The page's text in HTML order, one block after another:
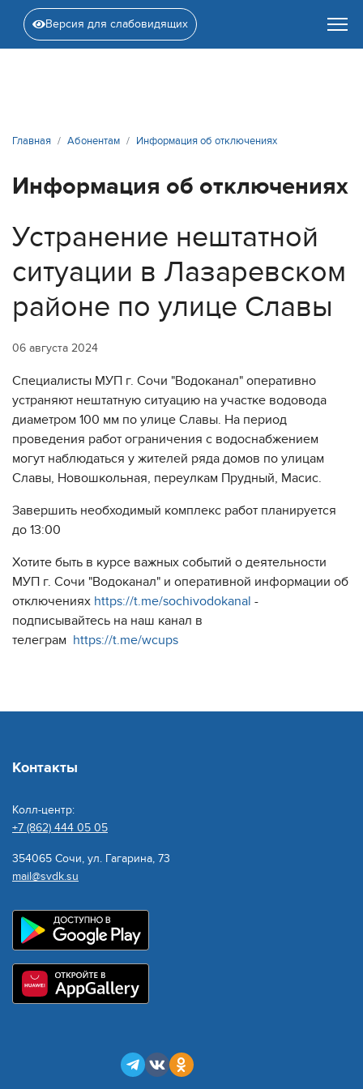
Версия для слабовидящих
Главная Абонентам Информация об отключениях
Информация об отключениях
Устранение нештатной
ситуации в Лазаревском
районе по улице Славы
06 августа 2024
Специалисты МУП г. Сочи "Водоканал" оперативно
устраняют нештатную ситуацию на участке водовода
диаметром 100 мм по улице Славы. На период
проведения работ ограничения с водоснабжением
могут наблюдаться у жителей ряда домов по улицам
Славы, Новошкольная, переулкам Прудный, Масис.
Завершить необходимый комплекс работ планируется
до 13:00
Хотите быть в курсе важных событий о деятельности
МУП г. Сочи "Водоканал" и оперативной информации об
отключениях https://t.me/sochivodokanal -
подписывайтесь на наш канал в
телеграм https://t.me/wcups
Контакты
Колл-центр:
+7 (862) 444 05 05
354065 Сочи, ул. Гагарина, 73
mail@svdk.su